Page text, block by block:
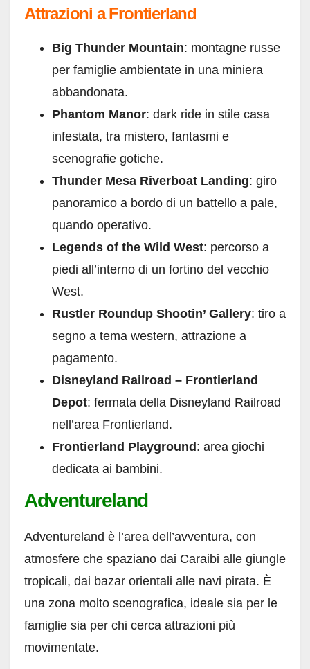
Attrazioni a Frontierland
Big Thunder Mountain: montagne russe
per famiglie ambientate in una miniera
abbandonata.
Phantom Manor: dark ride in stile casa
infestata, tra mistero, fantasmi e
scenografie gotiche.
Thunder Mesa Riverboat Landing: giro
panoramico a bordo di un battello a pale,
quando operativo.
Legends of the Wild West: percorso a
piedi all’interno di un fortino del vecchio
West.
Rustler Roundup Shootin’ Gallery: tiro a
segno a tema western, attrazione a
pagamento.
Disneyland Railroad – Frontierland
Depot: fermata della Disneyland Railroad
nell’area Frontierland.
Frontierland Playground: area giochi
dedicata ai bambini.
Adventureland
Adventureland è l’area dell’avventura, con
atmosfere che spaziano dai Caraibi alle giungle
tropicali, dai bazar orientali alle navi pirata. È
una zona molto scenografica, ideale sia per le
famiglie sia per chi cerca attrazioni più
movimentate.